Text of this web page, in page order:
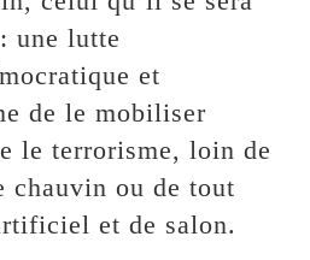
une lutte
et
de le mobiliser
le terrorisme, loin de
chauvin ou de tout
et de salon.